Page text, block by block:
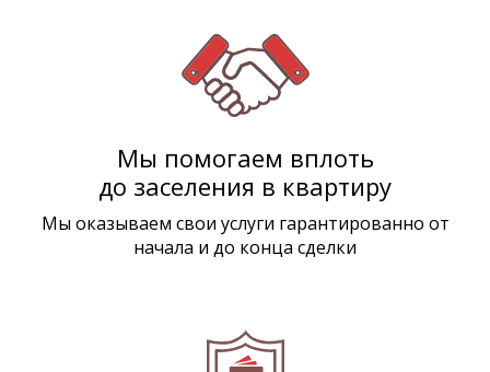
Мы помогаем вплоть
до заселения в квартиру
Мы оказываем свои услуги гарантированно от
начала и до конца сделки